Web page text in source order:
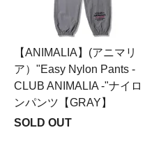
【ANIMALIA】(アニマリ
ア）"Easy Nylon Pants -
CLUB ANIMALIA -"ナイロ
ンパンツ【GRAY】
SOLD OUT